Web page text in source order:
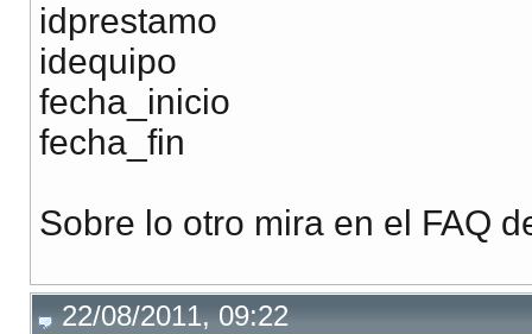
idprestamo
idequipo
fecha_inicio
fecha_fin
Sobre lo otro mira en el FAQ
22/08/2011, 09:22